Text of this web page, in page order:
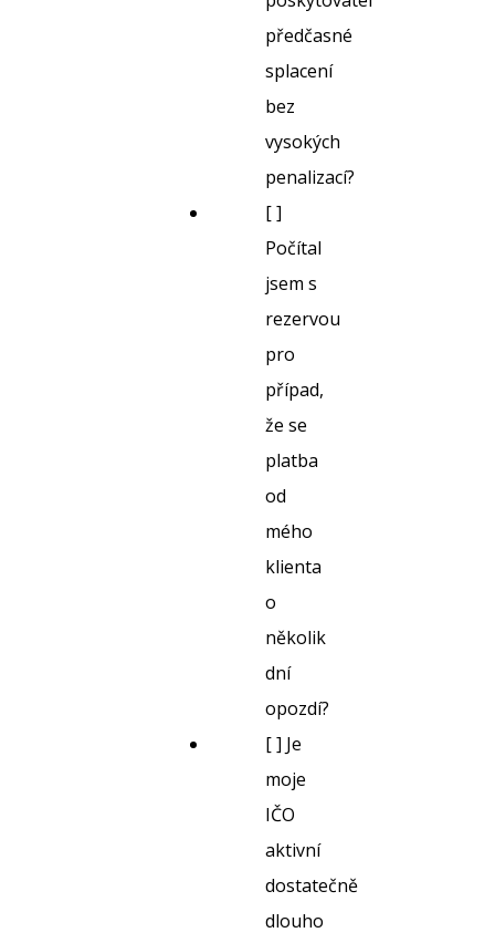
předčasné
splacení
bez
vysokých
penalizací?
[ ]
Počítal
jsem s
rezervou
pro
případ,
že se
platba
od
mého
klienta
o
několik
dní
opozdí?
[ ] Je
moje
IČO
aktivní
dostatečně
dlouho